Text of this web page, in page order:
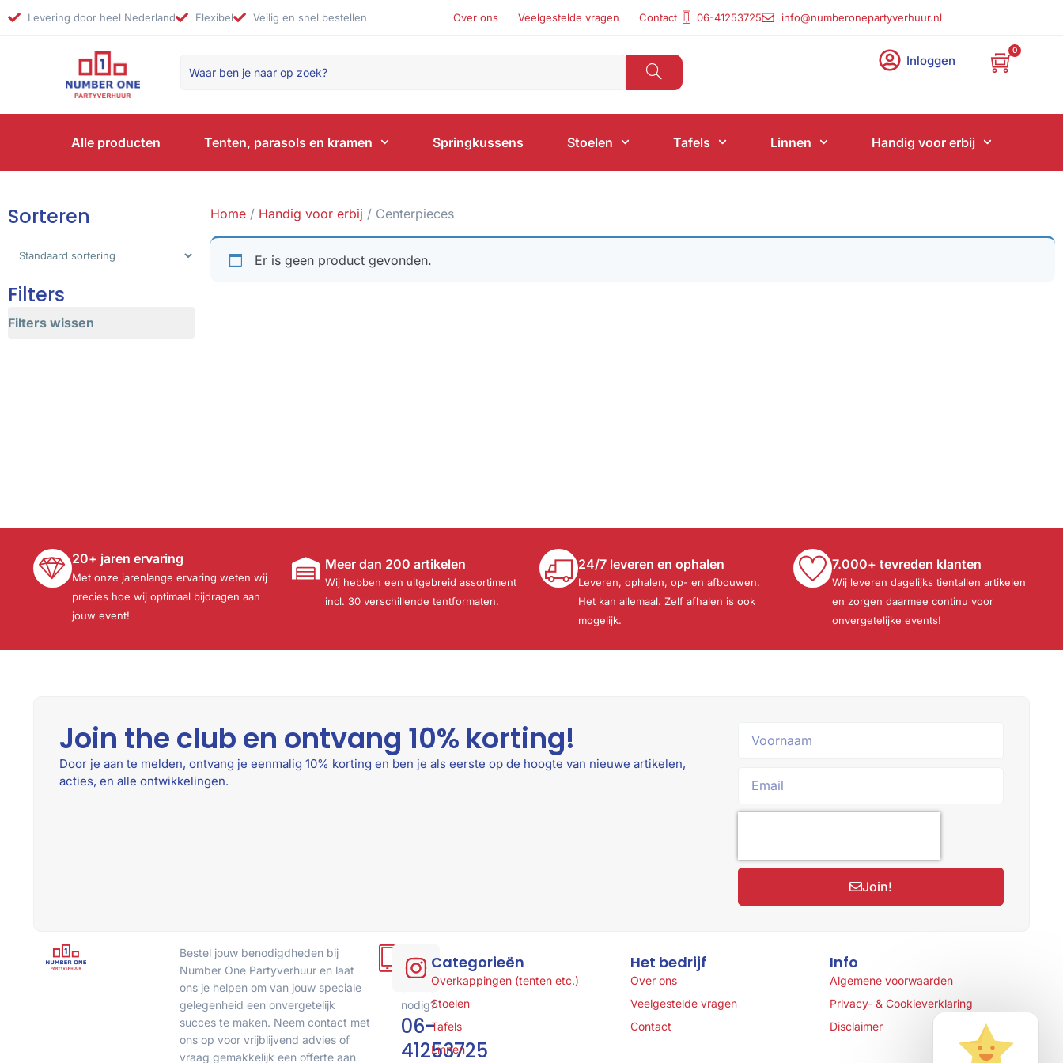
Levering door heel Nederland Flexibel Veilig en snel bestellen Over ons Veelgestelde vragen Contact 06-41253725 info@numberonepartyverhuur.nl
Inloggen
0
Alle producten Tenten, parasols en kramen Springkussens Stoelen Tafels Linnen Handig voor erbij
Sorteren
Filters
Filters wissen
Home/ Handig voor erbij / Centerpieces
Er is geen product gevonden.
20+ jaren ervaring
Met onze jarenlange ervaring weten wij
precies hoe wij optimaal bijdragen aan
jouw event!
Meer dan 200 artikelen
Wij hebben een uitgebreid assortiment
incl. 30 verschillende tentformaten.
24/7 leveren en ophalen
Leveren, ophalen, op- en afbouwen.
Het kan allemaal. Zelf afhalen is ook
mogelijk.
7.000+ tevreden klanten
Wij leveren dagelijks tientallen artikelen
en zorgen daarmee continu voor
onvergetelijke events!
Bestel jouw benodigdheden bij
Number One Partyverhuur en laat
ons je helpen om van jouw speciale
gelegenheid een onvergetelijk
succes te maken. Neem contact met
ons op voor vrijblijvend advies of
vraag gemakkelijk een offerte aan
of
advies
nodig?
06-
41253725
Categorieën
Overkappingen (tenten etc.)
Stoelen
Tafels
Linnen
Het bedrijf
Over ons
Veelgestelde vragen
Contact
Info
Algemene voorwaarden
Privacy- & Cookieverklaring
Disclaimer
Join the club en ontvang 10% korting!
Door je aan te melden, ontvang je eenmalig 10% korting en ben je als eerste op de hoogte van nieuwe artikelen,
acties, en alle ontwikkelingen.
Join!